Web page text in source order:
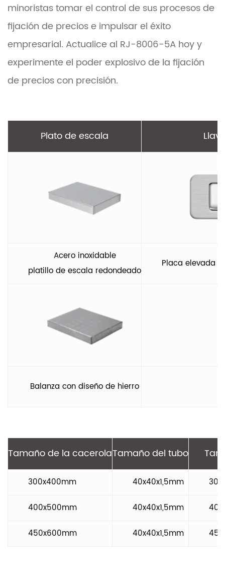
minoristas tomar el control de sus procesos de
fijación de precios e impulsar el éxito
empresarial. Actualice al RJ-8006-5A hoy y
experimente el poder explosivo de la fijación
de precios con precisión.
Plato de escala
Acero inoxidable
platillo de escala redondeado
Placa elevada
Balanza con diseño de hierro
Tamaño de la cacerolaTamaño del tubo
300x400mm 40x40x1,5mm
400x500mm 40x40x1,5mm
450x600mm 40x40x1,5mm